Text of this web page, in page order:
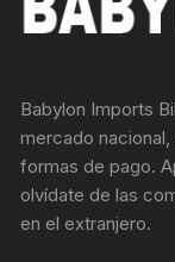
Babylon Imports
mercado
formas de pago.
olvídate de las
en el extranjero.